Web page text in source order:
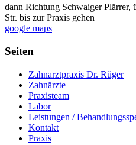
dann Richtung Schwaiger Plärrer,
Str. bis zur Praxis gehen
google maps
Seiten
Zahnarztpraxis Dr. Rüger
Zahnärzte
Praxisteam
Labor
Leistungen /
Kontakt
Praxis